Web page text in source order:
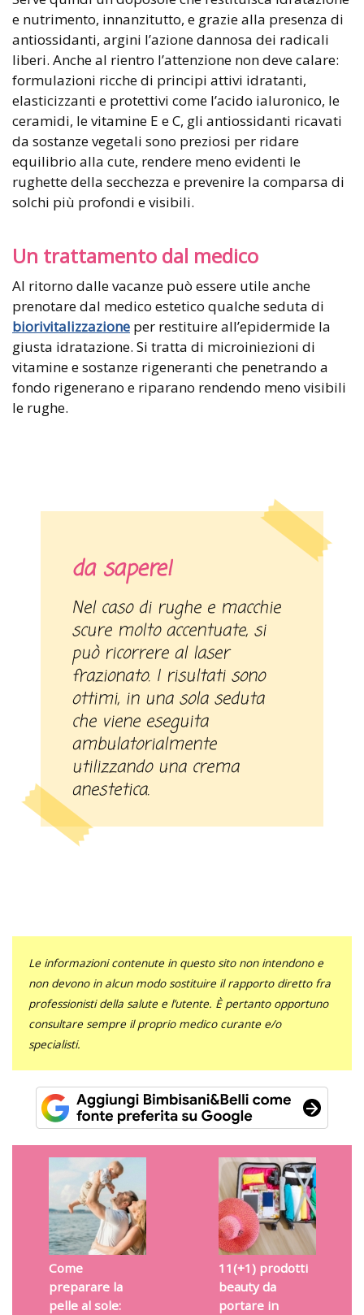
e nutrimento, innanzitutto, e grazie alla presenza di
antiossidanti, argini l’azione dannosa dei radicali
liberi. Anche al rientro l’attenzione non deve calare:
formulazioni ricche di principi attivi idratanti,
elasticizzanti e protettivi come l’acido ialuronico, le
ceramidi, le vitamine E e C, gli antiossidanti ricavati
da sostanze vegetali sono preziosi per ridare
equilibrio alla cute, rendere meno evidenti le
rughette della secchezza e prevenire la comparsa di
solchi più profondi e visibili.
Un trattamento dal medico
Al ritorno dalle vacanze può essere utile anche
prenotare dal medico estetico qualche seduta di
biorivitalizzazione per restituire all’epidermide la
giusta idratazione. Si tratta di microiniezioni di
vitamine e sostanze rigeneranti che penetrando a
fondo rigenerano e riparano rendendo meno visibili
le rughe.
da sapere!
Nel caso di rughe e macchie
scure molto accentuate, si
può ricorrere al laser
frazionato. I risultati sono
ottimi, in una sola seduta
che viene eseguita
ambulatorialmente
utilizzando una crema
anestetica.
Le informazioni contenute in questo sito non intendono e
non devono in alcun modo sostituire il rapporto diretto fra
professionisti della salute e l’utente. È pertanto opportuno
consultare sempre il proprio medico curante e/o
specialisti.
Come
preparare la
pelle al sole:
11(+1) prodotti
beauty da
portare in